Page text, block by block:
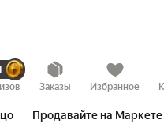
Заказы Избранное
Продавайте на Маркете